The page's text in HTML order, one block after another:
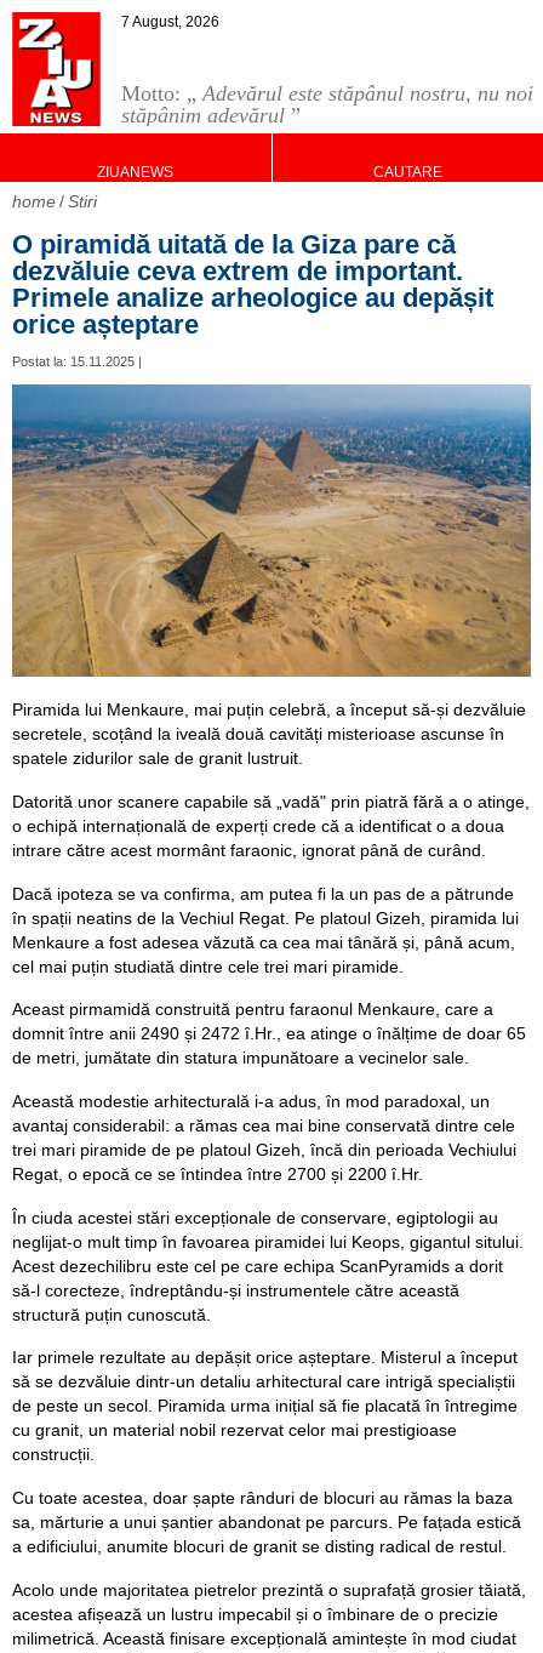
Motto: „Adevărul este stăpânul nostru, nu noi
stăpânim adevărul ”
7 August, 2026
ZIUANEWS CAUTARE
home Stiri
O piramidă uitată de la Giza pare că
dezvăluie ceva extrem de important.
Primele analize arheologice au depășit
orice așteptare
Postat la: 15.11.2025 |
Piramida lui Menkaure, mai puțin celebră, a început să-și dezvăluie
secretele, scoțând la iveală două cavități misterioase ascunse în
spatele zidurilor sale de granit lustruit.
Datorită unor scanere capabile să „vadă" prin piatră fără a o atinge,
o echipă internațională de experți crede că a identificat o a doua
intrare către acest mormânt faraonic, ignorat până de curând.
Dacă ipoteza se va confirma, am putea fi la un pas de a pătrunde
în spații neatins de la Vechiul Regat. Pe platoul Gizeh, piramida lui
Menkaure a fost adesea văzută ca cea mai tânără și, până acum,
cel mai puțin studiată dintre cele trei mari piramide.
Aceast pirmamidă construită pentru faraonul Menkaure, care a
domnit între anii 2490 și 2472 î.Hr., ea atinge o înălțime de doar 65
de metri, jumătate din statura impunătoare a vecinelor sale.
Această modestie arhitecturală i-a adus, în mod paradoxal, un
avantaj considerabil: a rămas cea mai bine conservată dintre cele
trei mari piramide de pe platoul Gizeh, încă din perioada Vechiului
Regat, o epocă ce se întindea între 2700 și 2200 î.Hr.
În ciuda acestei stări excepționale de conservare, egiptologii au
neglijat-o mult timp în favoarea piramidei lui Keops, gigantul sitului.
Acest dezechilibru este cel pe care echipa ScanPyramids a dorit
să-l corecteze, îndreptându-și instrumentele către această
structură puțin cunoscută.
Iar primele rezultate au depășit orice așteptare. Misterul a început
să se dezvăluie dintr-un detaliu arhitectural care intrigă specialiștii
de peste un secol. Piramida urma inițial să fie placată în întregime
cu granit, un material nobil rezervat celor mai prestigioase
construcții.
Cu toate acestea, doar șapte rânduri de blocuri au rămas la baza
sa, mărturie a unui șantier abandonat pe parcurs. Pe fațada estică
a edificiului, anumite blocuri de granit se disting radical de restul.
Acolo unde majoritatea pietrelor prezintă o suprafață grosier tăiată,
acestea afișează un lustru impecabil și o îmbinare de o precizie
milimetrică. Această finisare excepțională amintește în mod ciudat